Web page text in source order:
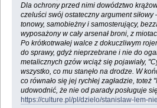
Dla ochrony przed nimi dowództwo
czeluści swój ostateczny argument siłowy
tonowy, samobieżny i samosterujący,
wyposażony w cały arsenał broni, z
Po krótkotrwałej walce z dokuczliwym
do sprawy, gdyż nieprzebrane i nie do
metalicznych gzów wciąż się pojawiały,
wszystko, co mu stanęło na drodze. W
co równało się jej rychłej zagładzie, toteż
udowodnić, że nie od parady posługuje
https://culture.pl/pl/dzielo/stanislaw-lem-